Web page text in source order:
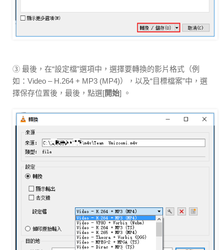
③ 最後，在“設定檔”選項中，選擇要轉換的影片格式（例
如：Video – H.264 + MP3 (MP4)），以及“目標檔案”中，選
擇保存位置後，最後，點選[開始] 。